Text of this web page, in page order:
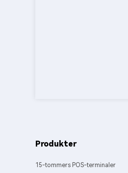
Produkter
15-tommers POS-terminaler